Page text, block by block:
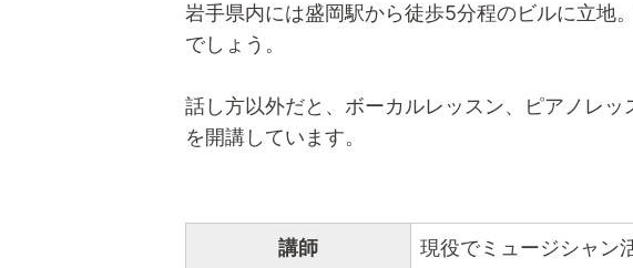
岩手県内には盛岡駅から徒歩5分程のビルに立地
でしょう。
話し方以外だと、ボーカルレッスン、ピアノレ
を開講しています。
講師 現役でミュージシャン